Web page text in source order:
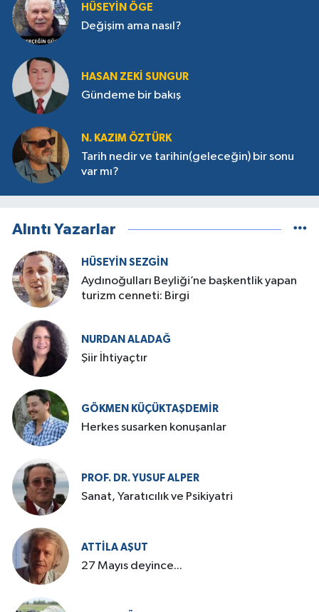
HÜSEYIN ÖGE
Değişim ama nasıl?
HASAN ZEKI SUNGUR
Gündeme bir bakış
N. KAZIM ÖZTÜRK
Tarih nedir ve tarihin(geleceğin) bir sonu
var mı?
Alıntı Yazarlar
HÜSEYIN SEZGIN
Aydınoğulları Beyliği’ne başkentlik yapan
turizm cenneti: Birgi
NURDAN ALADAĞ
Şiir İhtiyaçtır
GÖKMEN KÜÇÜKTAŞDEMIR
Herkes susarken konuşanlar
PROF. DR. YUSUF ALPER
Sanat, Yaratıcılık ve Psikiyatri
ATTILA AŞUT
27 Mayıs deyince...